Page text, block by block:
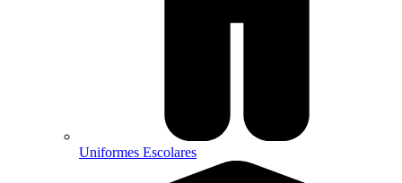
Uniformes Escolares